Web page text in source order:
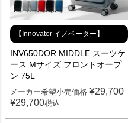
【Innovator イノベーター】
INV650DOR MIDDLE スーツケ
ース Mサイズ フロントオープ
ン 75L
メーカー希望小売価格 ¥29,700
¥29,700税込